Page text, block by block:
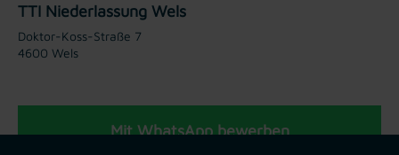
TTI Niederlassung Wels
Doktor-Koss-Straße 7
4600 Wels
Mit WhatsApp bewerben